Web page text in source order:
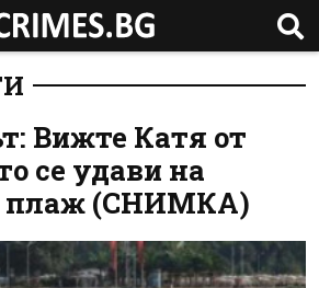
Вижте Катя от
се удави на
плаж (СНИМКА)